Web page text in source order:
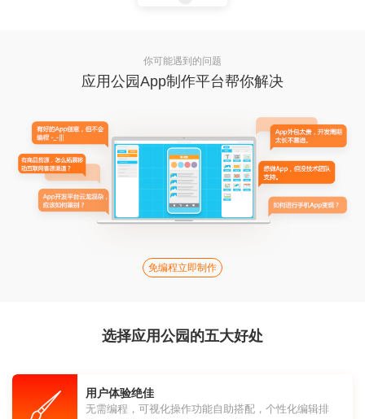
你可能遇到的问题
应用公园App制作平台帮你解决
免编程立即制作
选择应用公园的五大好处
用户体验绝佳
无需编程，可视化操作功能自助搭配，个性化编辑排